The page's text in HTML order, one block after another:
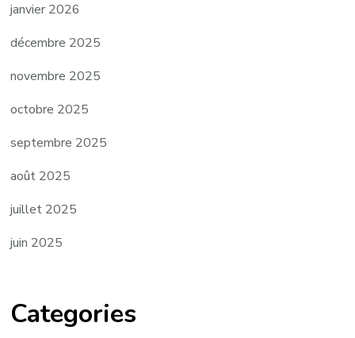
janvier 2026
décembre 2025
novembre 2025
octobre 2025
septembre 2025
août 2025
juillet 2025
juin 2025
Categories